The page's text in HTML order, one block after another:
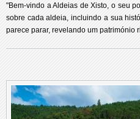
"Bem-vindo a Aldeias de Xisto, o seu
sobre cada aldeia, incluindo a sua
parece parar, revelando um património